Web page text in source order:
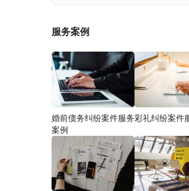
服务案例
婚前债务纠纷案件服务
案例
彩礼纠纷案件